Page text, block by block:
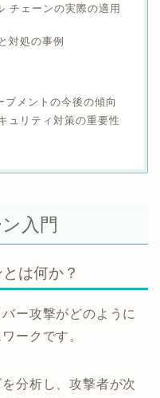
チェーンの実際の適用
対処の事例
ブメントの今後の傾向
ュリティ対策の重要性
入門
は何か？
ー攻撃がどのように
ークです。
分析し、攻撃者が次